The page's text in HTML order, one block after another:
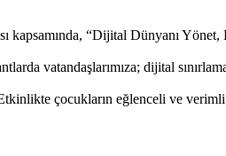
kapsamında, “Dijital Dünyanı
vatandaşlarımıza; dijital
çocukların eğlenceli ve